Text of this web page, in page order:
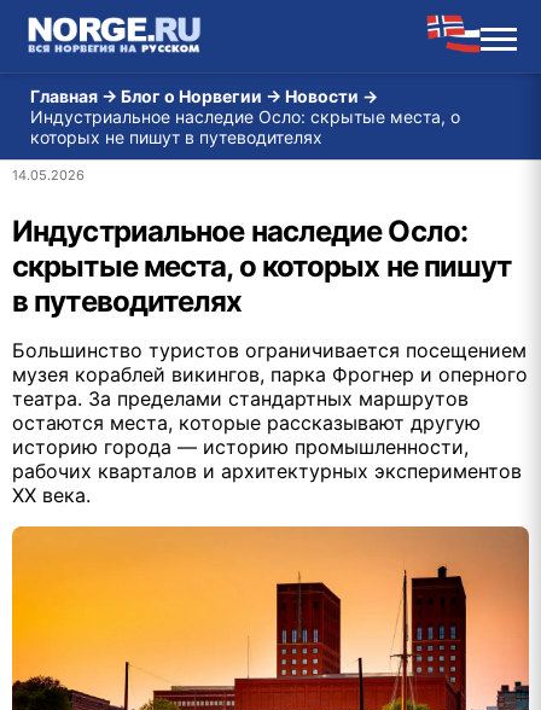
Главная → Блог о Норвегии → Новости →
Индустриальное наследие Осло: скрытые места, о
которых не пишут в путеводителях
14.05.2026
Индустриальное наследие Осло:
скрытые места, о которых не пишут
в путеводителях
Большинство туристов ограничивается посещением
музея кораблей викингов, парка Фрогнер и оперного
театра. За пределами стандартных маршрутов
остаются места, которые рассказывают другую
историю города — историю промышленности,
рабочих кварталов и архитектурных экспериментов
XX века.